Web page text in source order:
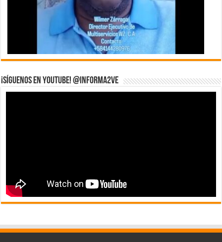
¡Síguenos en YouTube! @informa2ve